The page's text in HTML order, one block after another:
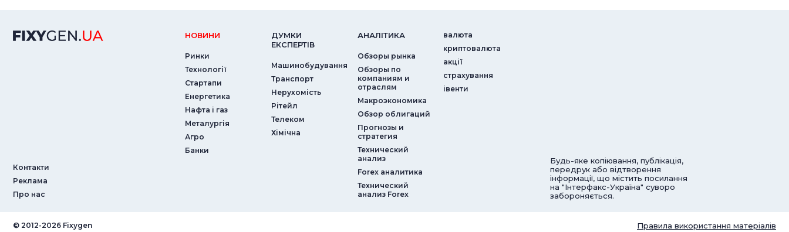
Контакти
Реклама
Про нас
НОВИНИ
Ринки
Технології
Стартапи
Енергетика
Нафта і газ
Металургія
Агро
Банки
ДУМКИ
ЕКСПЕРТIВ
Машинобудування
Транспорт
Нерухомість
Рітейл
Телеком
Хімічна
АНАЛIТИКА
Обзоры рынка
Обзоры по
компаниям и
отраслям
Макроэкономика
Обзор облигаций
Прогнозы и
стратегия
Технический
анализ
Forex аналитика
Технический
анализ Forex
валюта
криптовалюта
акції
страхування
iвенти
Будь-яке копіювання, публікація,
передрук або відтворення
інформації, що містить посилання
на "Інтерфакс-Україна" суворо
забороняється.
© ‎2012-2026 Fixygen Правила використання матеріалів